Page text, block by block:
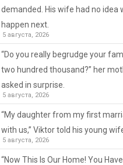
demanded. His wife had no idea
happen next.
5 августа, 2026
“Do you really begrudge your
two hundred thousand?” her
asked in surprise.
5 августа, 2026
“My daughter from my first
with us,” Viktor told his young
5 августа, 2026
“Now This Is Our Home! You